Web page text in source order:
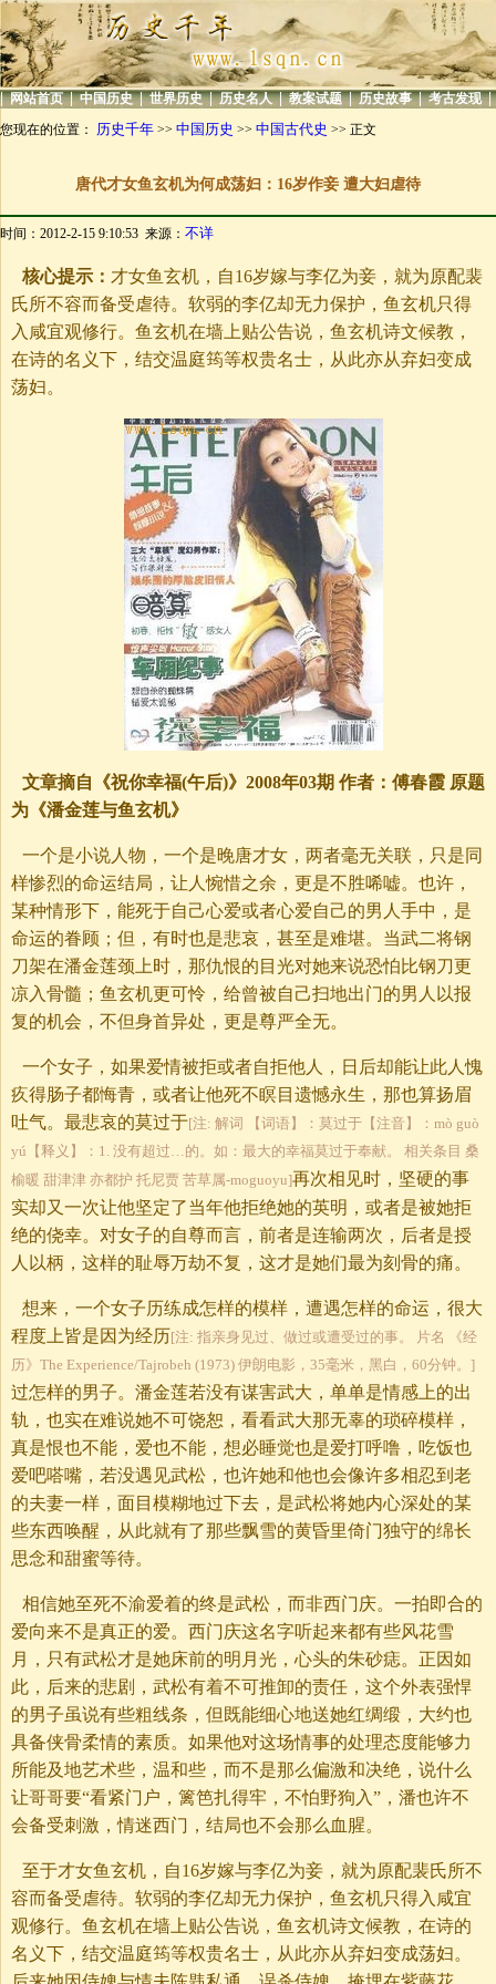
| 网站首页 | 中国历史 | 世界历史 | 历史名人 | 教案试题 | 历史故事 | 考古发现 |
您现在的位置： 历史千年 >> 中国历史 >> 中国古代史 >> 正文
唐代才女鱼玄机为何成荡妇：16岁作妾 遭大妇虐待
时间：2012-2-15 9:10:53 来源： 不详
核心提示： 才女鱼玄机，自16岁嫁与李亿为妾，就为原配裴
氏所不容而备受虐待。软弱的李亿却无力保护，鱼玄机只得
入咸宜观修行。鱼玄机在墙上贴公告说，鱼玄机诗文候教，
在诗的名义下，结交温庭筠等权贵名士，从此亦从弃妇变成
荡妇。
文章摘自《祝你幸福(午后)》2008年03期 作者：傅春霞 原题
为《潘金莲与鱼玄机》
一个是小说人物，一个是晚唐才女，两者毫无关联，只是同
样惨烈的命运结局，让人惋惜之余，更是不胜唏嘘。也许，
某种情形下，能死于自己心爱或者心爱自己的男人手中，是
命运的眷顾；但，有时也是悲哀，甚至是难堪。当武二将钢
刀架在潘金莲颈上时，那仇恨的目光对她来说恐怕比钢刀更
凉入骨髓；鱼玄机更可怜，给曾被自己扫地出门的男人以报
复的机会，不但身首异处，更是尊严全无。
一个女子，如果爱情被拒或者自拒他人，日后却能让此人愧
疚得肠子都悔青，或者让他死不瞑目遗憾永生，那也算扬眉
吐气。最悲哀的莫过于[注: 解词 【词语】：莫过于【注音】：mò guò
yú【释义】：1. 没有超过…的。如：最大的幸福莫过于奉献。 相关条目 桑
榆暖 甜津津 亦都护 托尼贾 苦草属-moguoyu]再次相见时，坚硬的事
实却又一次让他坚定了当年他拒绝她的英明，或者是被她拒
绝的侥幸。对女子的自尊而言，前者是连输两次，后者是授
人以柄，这样的耻辱万劫不复，这才是她们最为刻骨的痛。
想来，一个女子历练成怎样的模样，遭遇怎样的命运，很大
程度上皆是因为经历[注: 指亲身见过、做过或遭受过的事。 片名 《经
历》The Experience/Tajrobeh (1973) 伊朗电影，35毫米，黑白，60分钟。]
过怎样的男子。潘金莲若没有谋害武大，单单是情感上的出
轨，也实在难说她不可饶恕，看看武大那无辜的琐碎模样，
真是恨也不能，爱也不能，想必睡觉也是爱打呼噜，吃饭也
爱吧嗒嘴，若没遇见武松，也许她和他也会像许多相忍到老
的夫妻一样，面目模糊地过下去，是武松将她内心深处的某
些东西唤醒，从此就有了那些飘雪的黄昏里倚门独守的绵长
思念和甜蜜等待。
相信她至死不渝爱着的终是武松，而非西门庆。一拍即合的
爱向来不是真正的爱。西门庆这名字听起来都有些风花雪
月，只有武松才是她床前的明月光，心头的朱砂痣。正因如
此，后来的悲剧，武松有着不可推卸的责任，这个外表强悍
的男子虽说有些粗线条，但既能细心地送她红绸缎，大约也
具备侠骨柔情的素质。如果他对这场情事的处理态度能够力
所能及地艺术些，温和些，而不是那么偏激和决绝，说什么
让哥哥要“看紧门户，篱笆扎得牢，不怕野狗入”，潘也许不
会备受刺激，情迷西门，结局也不会那么血腥。
至于才女鱼玄机，自16岁嫁与李亿为妾，就为原配裴氏所不
容而备受虐待。软弱的李亿却无力保护，鱼玄机只得入咸宜
观修行。鱼玄机在墙上贴公告说，鱼玄机诗文候教，在诗的
名义下，结交温庭筠等权贵名士，从此亦从弃妇变成荡妇。